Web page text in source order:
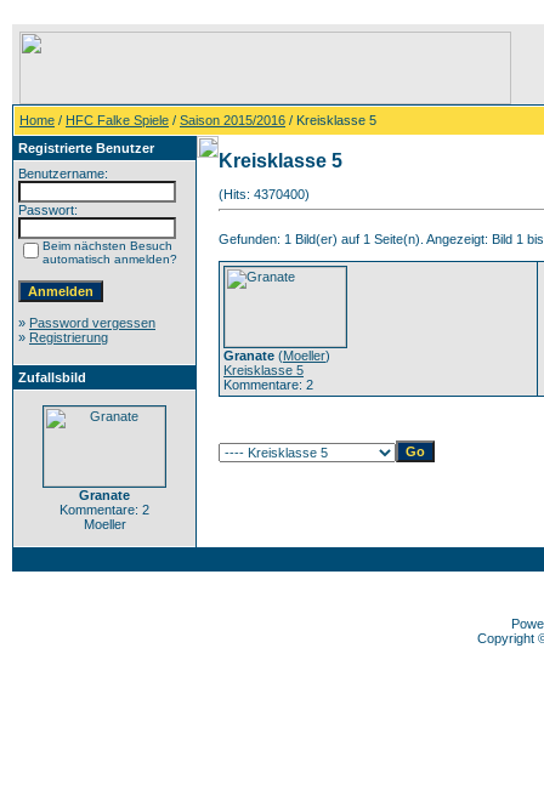
Home / HFC Falke Spiele / Saison 2015/2016 / Kreisklasse 5
Registrierte Benutzer
Benutzername:
Passwort:
Beim nächsten Besuch
automatisch anmelden?
» Password vergessen
» Registrierung
Zufallsbild
Granate
Kommentare: 2
Moeller
Kreisklasse 5
(Hits: 4370400)
Gefunden: 1 Bild(er) auf 1 Seite(n). Angezeigt: Bild 1
Granate (Moeller)
Kreisklasse 5
Kommentare: 2
Copyright